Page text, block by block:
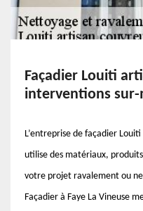
Façadier Louiti
interventions sur-
L’entreprise de façadier
utilise des matériaux,
votre projet ravalement ou
Façadier à Faye La Vineuse